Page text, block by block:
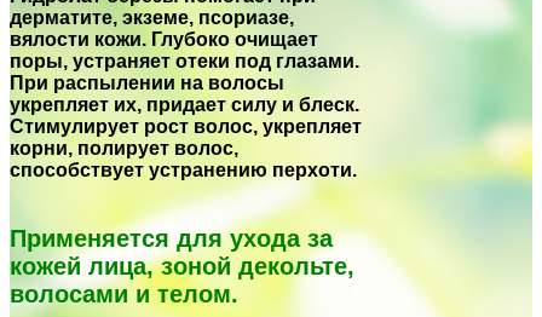
дерматите, экземе, псориазе,
вялости кожи. Глубоко очищает
поры, устраняет отеки под глазами.
При распылении на волосы
укрепляет их, придает силу и блеск.
Стимулирует рост волос, укрепляет
корни, полирует волос,
способствует устранению перхоти.
Применяется для ухода за
кожей лица, зоной декольте,
волосами и телом.